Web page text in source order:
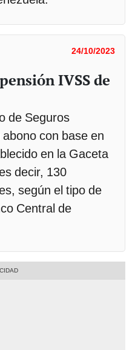
24/10/2023
IVSS de
de Seguros
con base en
en la Gaceta
decir, 130
según el tipo de
Central de